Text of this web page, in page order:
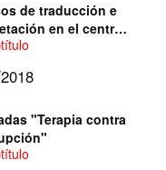
de traducción e
en el centro
a refugiados de
"Terapia contra